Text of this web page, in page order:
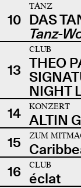
10
TANZ
DAS
Tanz-
13
CLUB
THEO
NIGHT
14
KONZERT
ALTIN
15
ZUM
16
CLUB
éclat